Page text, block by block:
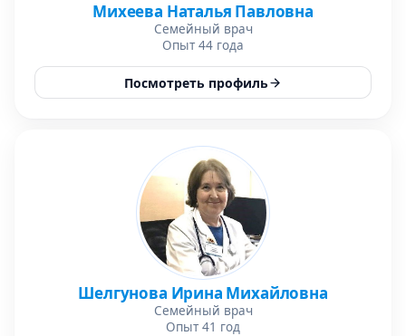
Михеева Наталья Павловна
Семейный врач
Опыт 44 года
Посмотреть профиль
Шелгунова Ирина Михайловна
Семейный врач
Опыт 41 год